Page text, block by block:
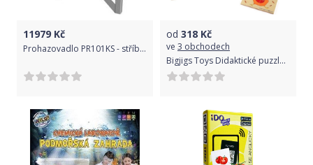
11979 Kč
Prohazovadlo PR101KS - stříbrná
od 318 Kč
ve 3 obchodech
Bigjigs Toys Didaktické puzzle Zvířátka